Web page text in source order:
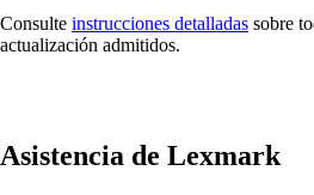
Consulte instrucciones detalladas sobre
actualización admitidos.
Asistencia de Lexmark